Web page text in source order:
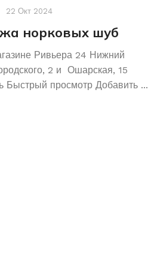
22 Окт 2024
норковых шуб
Ривьера 24 Нижний
2 и Ошарская, 15
Быстрый просмотр Добавить ...